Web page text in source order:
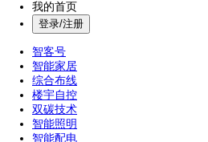
我的首页
登录/注册
智客号
智能家居
综合布线
楼宇自控
双碳技术
智能照明
智能配电